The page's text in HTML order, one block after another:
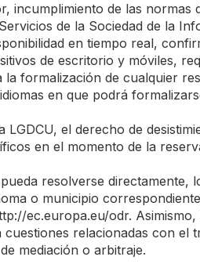
incumplimiento de las normas
de la Sociedad de la
en tiempo real,
de escritorio y móviles,
formalización de cualquier
en que podrá
LGDCU, el derecho de
en el momento de la
resolverse
o municipio
ec.europa.eu/odr.
relacionadas con
mediación o arbitraje.